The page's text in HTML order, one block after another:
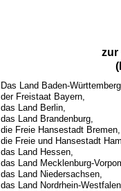
zur
Das Land Baden-
der Freistaat Bayern,
das Land Berlin,
das Land Brandenburg,
die Freie Hansestadt Bremen,
die Freie und Hansestadt
das Land Hessen,
das Land Mecklenburg-
das Land Niedersachsen,
das Land Nordrhein-